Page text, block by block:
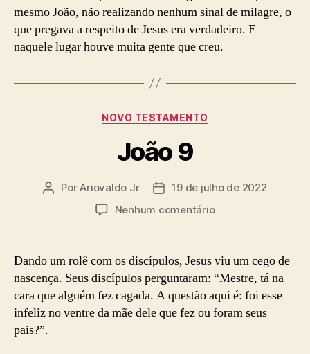
mesmo João, não realizando nenhum sinal de milagre, o
que pregava a respeito de Jesus era verdadeiro. E
naquele lugar houve muita gente que creu.
Categorias
NOVO TESTAMENTO
João 9
Autor
PorAriovaldo Jr
Data19 de julho de 2022
Nenhum comentárioem
Dando um rolê com os discípulos, Jesus viu um cego de
nascença. Seus discípulos perguntaram: “Mestre, tá na
cara que alguém fez cagada. A questão aqui é: foi esse
infeliz no ventre da mãe dele que fez ou foram seus
pais?”.